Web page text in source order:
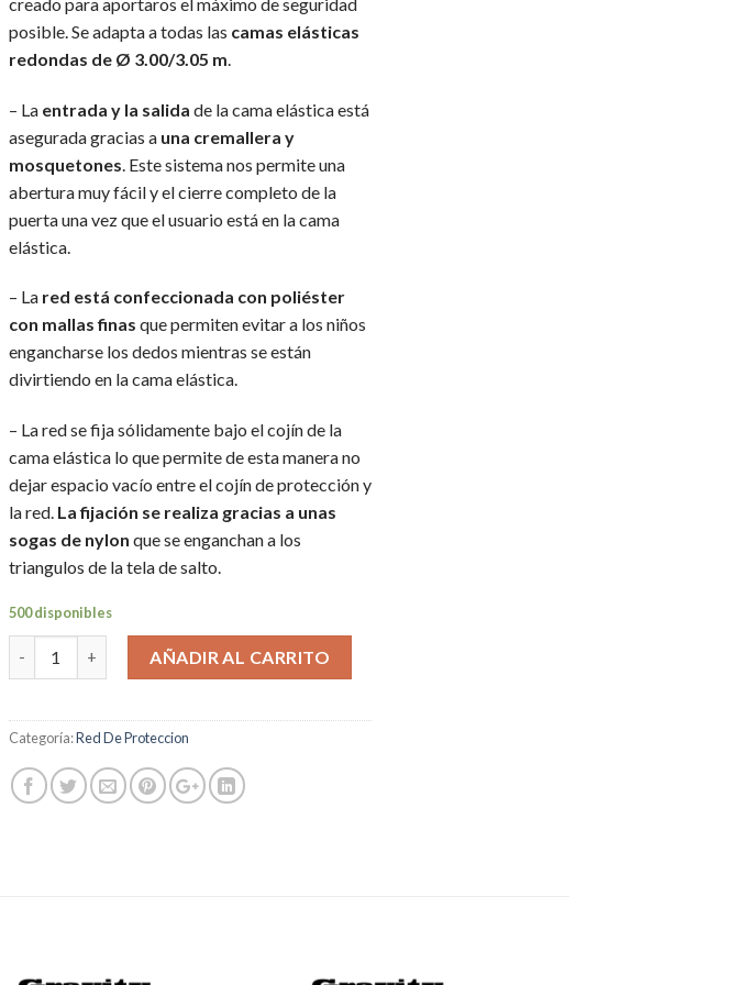
posible. Se adapta a todas las camas elásticas
redondas de Ø 3.00/3.05 m
– La entrada y la salida de la cama elástica está
asegurada gracias a una cremallera y
mosquetones . Este sistema nos permite una
abertura muy fácil y el cierre completo de la
puerta una vez que el usuario está en la cama
elástica.
– La red está confeccionada con poliéster
con mallas finas que permiten evitar a los niños
engancharse los dedos mientras se están
divirtiendo en la cama elástica.
– La red se fija sólidamente bajo el cojín de la
cama elástica lo que permite de esta manera no
dejar espacio vacío entre el cojín de protección y
la red. La fijación se realiza gracias a unas
sogas de nylon que se enganchan a los
triangulos de la tela de salto.
500 disponibles
AÑADIR AL CARRITO
Categoría:Red De Proteccion